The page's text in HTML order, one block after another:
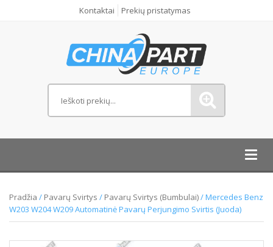
Kontaktai Prekių pristatymas
Pradžia / Pavarų Svirtys / Pavarų Svirtys (bumbulai)/ Mercedes Benz
W203 W204 W209 Automatinė Pavarų Perjungimo Svirtis (Juoda)